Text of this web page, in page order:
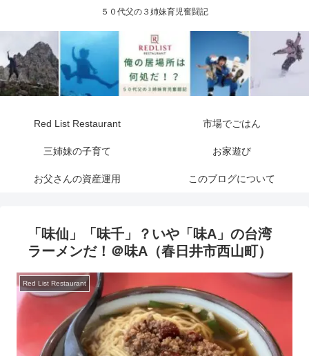
５０代父の３姉妹育児奮闘記
Red List Restaurant 市場でごはん
三姉妹の子育て お家遊び
お父さんの資産運用 このブログについて
「味仙」「味千」？いや「味A」の台湾
ラーメンだ！＠味A（春日井市西山町）
Red List Restaurant